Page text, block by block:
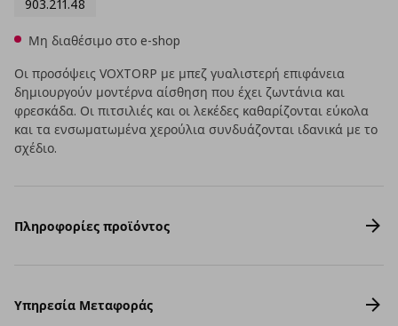
903.211.48
Μη διαθέσιμο στο e-shop
Οι προσόψεις VOXTORP με μπεζ γυαλιστερή επιφάνεια
δημιουργούν μοντέρνα αίσθηση που έχει ζωντάνια και
φρεσκάδα. Οι πιτσιλιές και οι λεκέδες καθαρίζονται εύκολα
και τα ενσωματωμένα χερούλια συνδυάζονται ιδανικά με το
σχέδιο.
Πληροφορίες προϊόντος
Υπηρεσία Μεταφοράς